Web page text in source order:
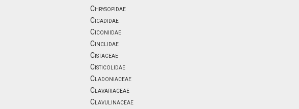
Chrysopidae
Cicadidae
Ciconiidae
Cinclidae
Cistaceae
Cisticolidae
Cladoniaceae
Clavariaceae
Clavulinaceae